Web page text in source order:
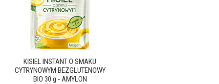
KISIEL INSTANT O SMAKU
CYTRYNOWYM BEZGLUTENOWY
BIO 30 g - AMYLON